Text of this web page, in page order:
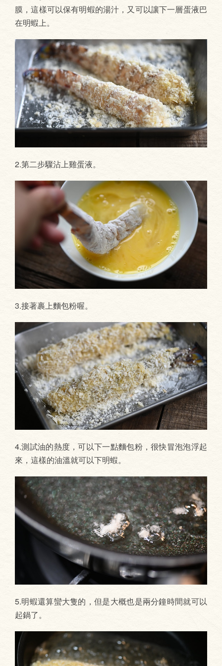
膜，這樣可以保有明蝦的湯汁，又可以讓下一層蛋液巴
在明蝦上。
2.第二步驟沾上雞蛋液。
3.接著裹上麵包粉喔。
4.測試油的熱度，可以下一點麵包粉，很快冒泡泡浮起
來，這樣的油溫就可以下明蝦。
5.明蝦還算蠻大隻的，但是大概也是兩分鐘時間就可以
起鍋了。